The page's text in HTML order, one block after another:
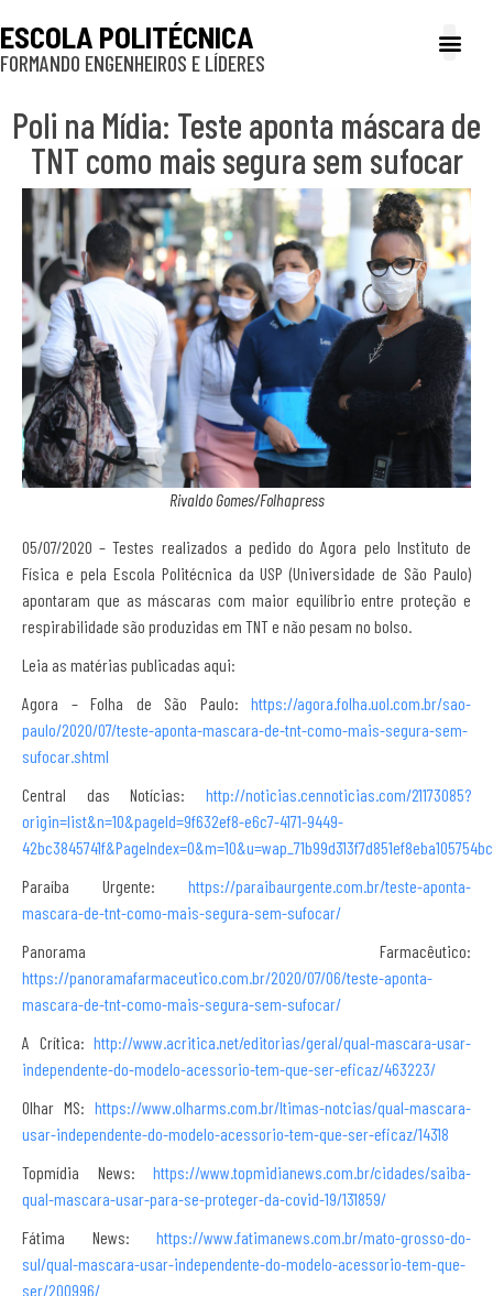
ESCOLA POLITÉCNICA
FORMANDO ENGENHEIROS E LÍDERES
Poli na Mídia: Teste aponta máscara de
TNT como mais segura sem sufocar
Rivaldo Gomes/Folhapress
05/07/2020 – Testes realizados a pedido do Agora pelo Instituto de
Física e pela Escola Politécnica da USP (Universidade de São Paulo)
apontaram que as máscaras com maior equilíbrio entre proteção e
respirabilidade são produzidas em TNT e não pesam no bolso.
Leia as matérias publicadas aqui:
Agora – Folha de São Paulo: https://agora.folha.uol.com.br/sao-
paulo/2020/07/teste-aponta-mascara-de-tnt-como-mais-segura-sem-
sufocar.shtml
Central das Notícias: http://noticias.cennoticias.com/21173085?
origin=list&n=10&pageId=9f632ef8-e6c7-4171-9449-
Paraíba Urgente: https://paraibaurgente.com.br/teste-aponta-
mascara-de-tnt-como-mais-segura-sem-sufocar/
Panorama Farmacêutico:
https://panoramafarmaceutico.com.br/2020/07/06/teste-aponta-
mascara-de-tnt-como-mais-segura-sem-sufocar/
A Crítica: http://www.acritica.net/editorias/geral/qual-mascara-usar-
independente-do-modelo-acessorio-tem-que-ser-eficaz/463223/
Olhar MS: https://www.olharms.com.br/ltimas-notcias/qual-mascara-
usar-independente-do-modelo-acessorio-tem-que-ser-eficaz/14318
Topmídia News: https://www.topmidianews.com.br/cidades/saiba-
qual-mascara-usar-para-se-proteger-da-covid-19/131859/
Fátima News: https://www.fatimanews.com.br/mato-grosso-do-
sul/qual-mascara-usar-independente-do-modelo-acessorio-tem-que-
ser/200996/